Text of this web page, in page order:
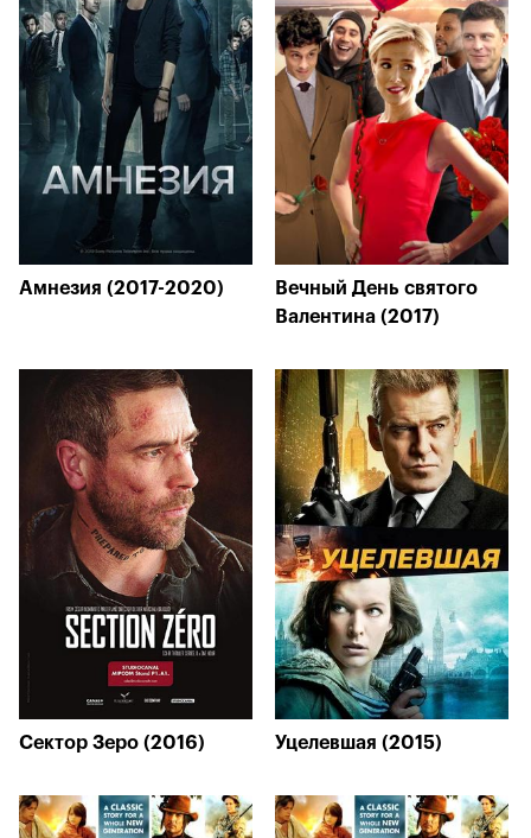
Амнезия (2017-2020)
Вечный День святого
Валентина (2017)
Сектор Зеро (2016) Уцелевшая (2015)